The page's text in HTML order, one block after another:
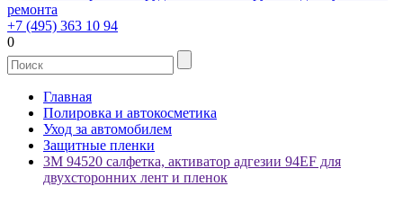
+7 (495) 363 10 94
0
Главная
Полировка и автокосметика
Уход за автомобилем
Защитные пленки
3М 94520 салфетка, активатор адгезии 94EF для
двухсторонних лент и пленок